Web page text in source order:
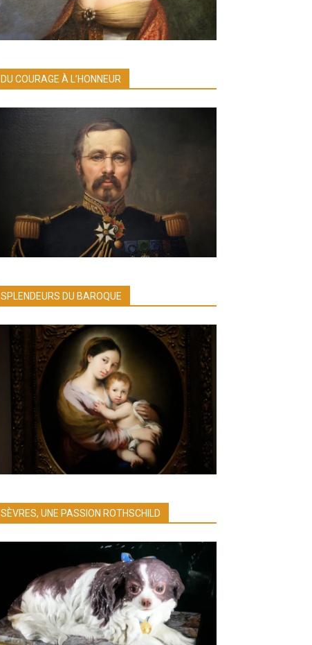
DU COURAGE À L’HONNEUR
SPLENDEURS DU BAROQUE
SÈVRES, UNE PASSION ROTHSCHILD